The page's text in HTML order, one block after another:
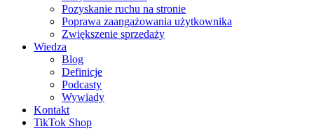
Pozyskanie ruchu na stronie
Poprawa zaangażowania użytkownika
Zwiększenie sprzedaży
Wiedza
Blog
Definicje
Podcasty
Wywiady
Kontakt
TikTok Shop